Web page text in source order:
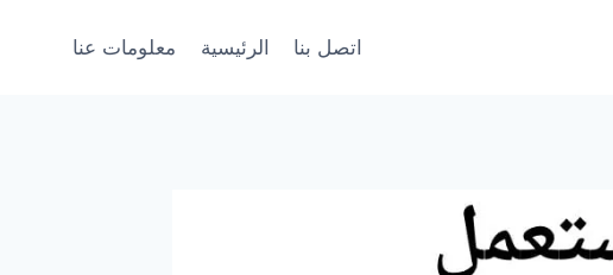
اتصل بنا الرئيسية معلومات عنا